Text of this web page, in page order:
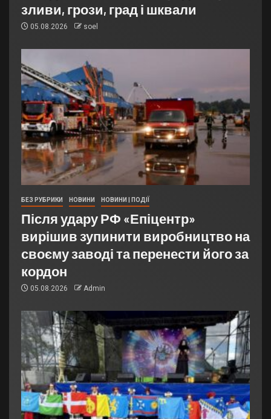
зливи, грози, град і шквали
05.08.2026 soel
БЕЗ РУБРИКИ НОВИНИ НОВИНИ | ПОДІЇ
Після удару РФ «Епіцентр»
вирішив зупинити виробництво на
своєму заводі та перенести його за
кордон
05.08.2026 Admin